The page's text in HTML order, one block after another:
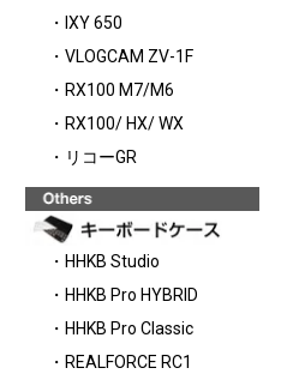
・IXY 650
・VLOGCAM ZV-1F
・RX100 M7/M6
・RX100/ HX/ WX
・リコーGR
・HHKB Studio
・HHKB Pro HYBRID
・HHKB Pro Classic
・REALFORCE RC1